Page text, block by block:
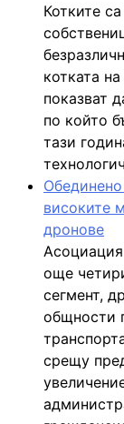
Котките
котката
показват
по който
тази
високите
дронове
още
сегмент,
общности
срещу